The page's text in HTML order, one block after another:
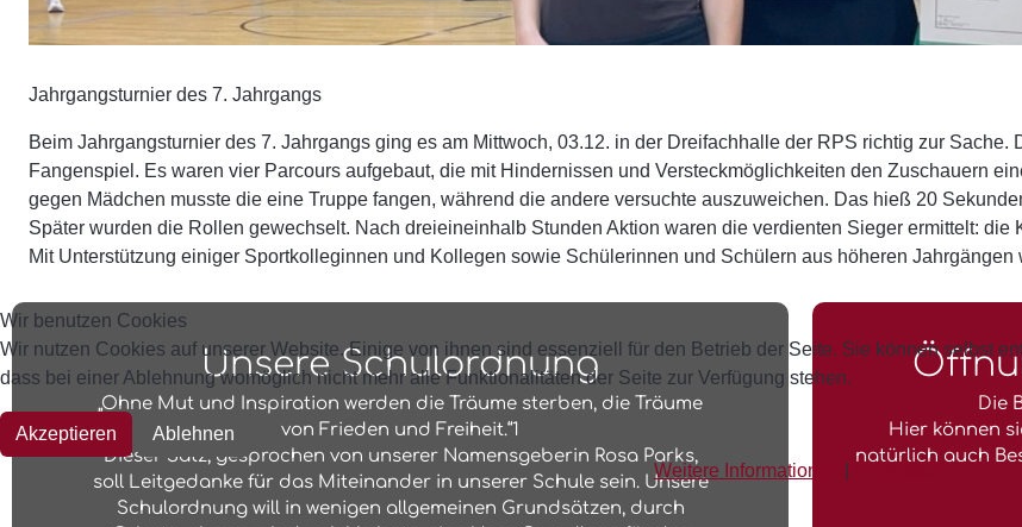
Jahrgangsturnier des 7. Jahrgangs
Beim Jahrgangsturnier des 7. Jahrgangs ging es am Mittwoch, 03.12. in der Dreifachhalle der RPS richtig zur
Fangenspiel. Es waren vier Parcours aufgebaut, die mit Hindernissen und Versteckmöglichkeiten den Zuschauern
gegen Mädchen musste die eine Truppe fangen, während die andere versuchte auszuweichen. Das hieß 20
Später wurden die Rollen gewechselt. Nach dreieineinhalb Stunden Aktion waren die verdienten Sieger ermittelt: die
Mit Unterstützung einiger Sportkolleginnen und Kollegen sowie Schülerinnen und Schülern aus höheren
Unsere Schulordnung
„Ohne Mut und Inspiration werden die Träume sterben, die Träume
von Frieden und Freiheit.“1
Dieser Satz, gesprochen von unserer Namensgeberin Rosa Parks,
soll Leitgedanke für das Miteinander in unserer Schule sein. Unsere
Schulordnung will in wenigen allgemeinen Grundsätzen, durch
Die
Hier können
natürlich auch
Wir benutzen Cookies
Wir nutzen Cookies auf unserer Website. Einige von ihnen sind essenziell für den Betrieb der Seite. Sie können selbst
dass bei einer Ablehnung womöglich nicht mehr alle Funktionalitäten der Seite zur Verfügung stehen.
Akzeptieren
Ablehnen
Weitere Informationen